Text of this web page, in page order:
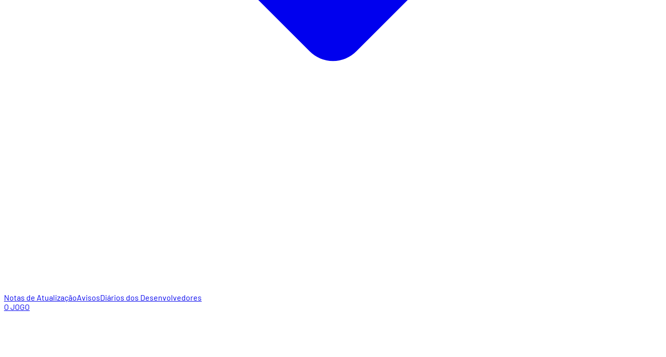
Notas de AtualizaçãoAvisosDiários dos Desenvolvedores
O JOGO